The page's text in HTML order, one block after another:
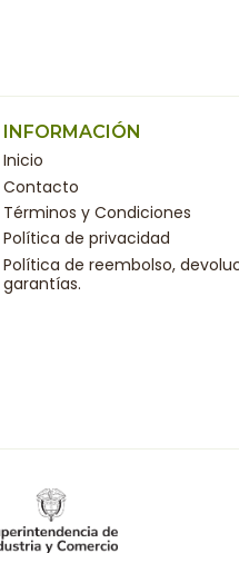
INFORMACIÓN
Inicio
Contacto
Términos y Condiciones
Política de privacidad
Política de reembolso,
garantías.